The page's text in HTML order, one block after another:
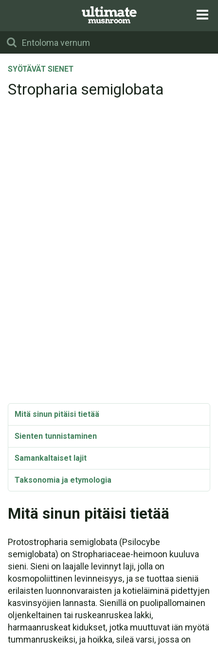
SYÖTÄVÄT SIENET
Stropharia semiglobata
Mitä sinun pitäisi tietää
Sienten tunnistaminen
Samankaltaiset lajit
Taksonomia ja etymologia
Mitä sinun pitäisi tietää
Protostropharia semiglobata (Psilocybe
semiglobata) on Strophariaceae-heimoon kuuluva
sieni. Sieni on laajalle levinnyt laji, jolla on
kosmopoliittinen levinneisyys, ja se tuottaa sieniä
erilaisten luonnonvaraisten ja kotieläiminä pidettyjen
kasvinsyöjien lannasta. Sienillä on puolipallomainen
oljenkeltainen tai ruskeanruskea lakki,
harmaanruskeat kidukset, jotka muuttuvat iän myötä
tummanruskeiksi, ja hoikka, sileä varsi, jossa on